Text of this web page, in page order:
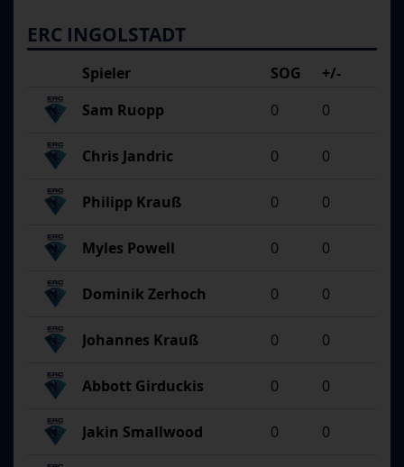
ERC INGOLSTADT
Spieler SOG
+/-
Sam Ruopp
0 0
Chris Jandric 0 0
Philipp Krauß 0 0
Myles Powell 0 0
Dominik Zerhoch 0 0
Johannes Krauß 0 0
Abbott Girduckis 0 0
Jakin Smallwood 0 0